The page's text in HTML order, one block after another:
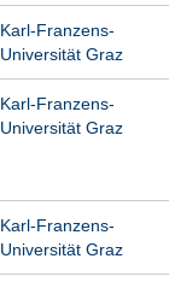
Karl-Franzens-
Universität Graz
Karl-Franzens-
Universität Graz
Karl-Franzens-
Universität Graz